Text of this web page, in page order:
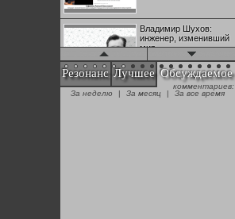
Владимир Шухов:
инженер, изменивший
мир
"Аркадий Коц" на
эгалите-фесте "Не
Резонанс Лучшее Обсуждаемое
комментариев:
За неделю
| За месяц | За все время